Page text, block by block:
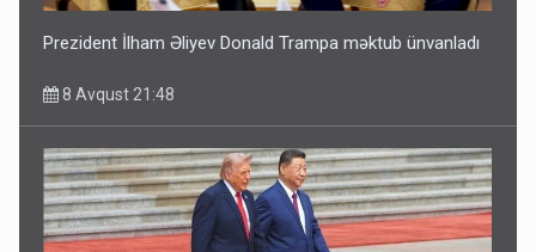
Prezident İlham Əliyev Donald Trampa məktub ünvanladı
8 Avqust 21:48